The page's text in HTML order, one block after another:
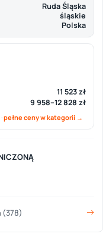
Ruda Śląska
śląskie
Polska
11 523 zł
9 958–12 828 zł
pełne ceny w kategorii →
(378)